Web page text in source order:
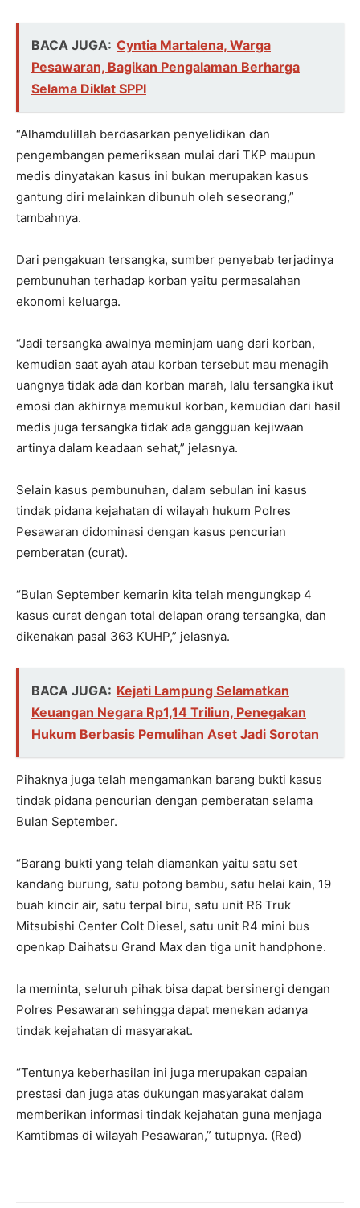
BACA JUGA: Cyntia Martalena, Warga
Pesawaran, Bagikan Pengalaman Berharga
Selama Diklat SPPI
“Alhamdulillah berdasarkan penyelidikan dan
pengembangan pemeriksaan mulai dari TKP maupun
medis dinyatakan kasus ini bukan merupakan kasus
gantung diri melainkan dibunuh oleh seseorang,”
tambahnya.
Dari pengakuan tersangka, sumber penyebab terjadinya
pembunuhan terhadap korban yaitu permasalahan
ekonomi keluarga.
“Jadi tersangka awalnya meminjam uang dari korban,
kemudian saat ayah atau korban tersebut mau menagih
uangnya tidak ada dan korban marah, lalu tersangka ikut
emosi dan akhirnya memukul korban, kemudian dari hasil
medis juga tersangka tidak ada gangguan kejiwaan
artinya dalam keadaan sehat,” jelasnya.
Selain kasus pembunuhan, dalam sebulan ini kasus
tindak pidana kejahatan di wilayah hukum Polres
Pesawaran didominasi dengan kasus pencurian
pemberatan (curat).
“Bulan September kemarin kita telah mengungkap 4
kasus curat dengan total delapan orang tersangka, dan
dikenakan pasal 363 KUHP,” jelasnya.
BACA JUGA: Kejati Lampung Selamatkan
Keuangan Negara Rp1,14 Triliun, Penegakan
Hukum Berbasis Pemulihan Aset Jadi Sorotan
Pihaknya juga telah mengamankan barang bukti kasus
tindak pidana pencurian dengan pemberatan selama
Bulan September.
“Barang bukti yang telah diamankan yaitu satu set
kandang burung, satu potong bambu, satu helai kain, 19
buah kincir air, satu terpal biru, satu unit R6 Truk
Mitsubishi Center Colt Diesel, satu unit R4 mini bus
openkap Daihatsu Grand Max dan tiga unit handphone.
Ia meminta, seluruh pihak bisa dapat bersinergi dengan
Polres Pesawaran sehingga dapat menekan adanya
tindak kejahatan di masyarakat.
“Tentunya keberhasilan ini juga merupakan capaian
prestasi dan juga atas dukungan masyarakat dalam
memberikan informasi tindak kejahatan guna menjaga
Kamtibmas di wilayah Pesawaran,” tutupnya. (Red)